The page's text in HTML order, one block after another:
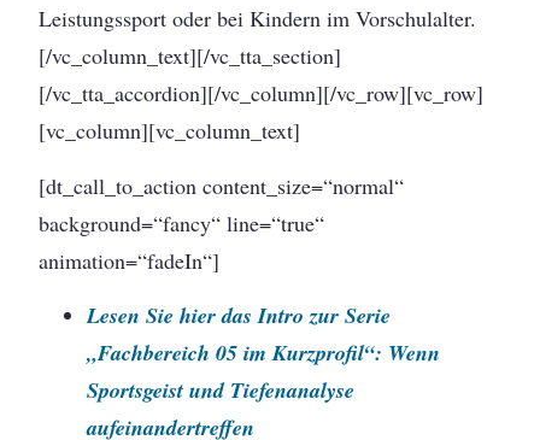
Leistungssport oder bei Kindern im Vorschulalter.
[/vc_column_text][/vc_tta_section]
[/vc_tta_accordion][/vc_column][/vc_row][vc_row]
[vc_column][vc_column_text]
[dt_call_to_action content_size=“normal“
background=“fancy“ line=“true“
animation=“fadeIn“]
Lesen Sie hier das Intro zur Serie
„Fachbereich 05 im Kurzprofil“: Wenn
Sportsgeist und Tiefenanalyse
aufeinandertreffen